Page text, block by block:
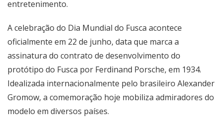
entretenimento.
A celebração do Dia Mundial do Fusca acontece
oficialmente em 22 de junho, data que marca a
assinatura do contrato de desenvolvimento do
protótipo do Fusca por Ferdinand Porsche, em 1934.
Idealizada internacionalmente pelo brasileiro Alexander
Gromow, a comemoração hoje mobiliza admiradores do
modelo em diversos países.